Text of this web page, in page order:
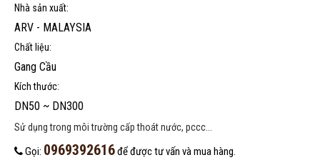
Nhà sản xuất:
ARV - MALAYSIA
Chất liệu:
Gang Cầu
Kích thước:
DN50 ~ DN300
Sử dụng trong môi trường cấp thoát nước, pccc...
Gọi: 0969392616để được tư vấn và mua hàng.